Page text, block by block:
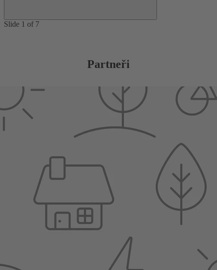
Slide 1 of 7
Partneři